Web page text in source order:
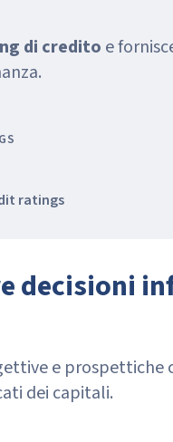
di credito e
ratings
decisioni
e prospettiche
dei capitali.